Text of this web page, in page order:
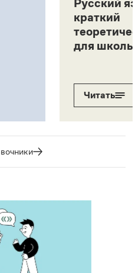
Русский
краткий
для
Читать